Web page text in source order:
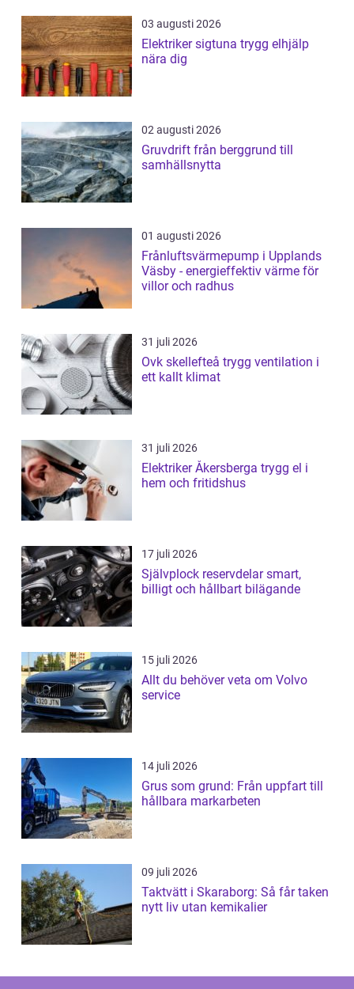
03 augusti 2026
Elektriker sigtuna trygg elhjälp
nära dig
02 augusti 2026
Gruvdrift från berggrund till
samhällsnytta
01 augusti 2026
Frånluftsvärmepump i Upplands
Väsby - energieffektiv värme för
villor och radhus
31 juli 2026
Ovk skellefteå trygg ventilation i
ett kallt klimat
31 juli 2026
Elektriker Åkersberga trygg el i
hem och fritidshus
17 juli 2026
Självplock reservdelar smart,
billigt och hållbart bilägande
15 juli 2026
Allt du behöver veta om Volvo
service
14 juli 2026
Grus som grund: Från uppfart till
hållbara markarbeten
09 juli 2026
Taktvätt i Skaraborg: Så får taken
nytt liv utan kemikalier